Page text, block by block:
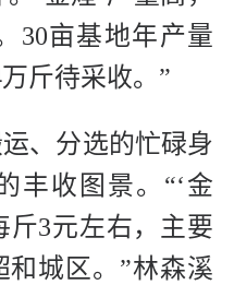
30亩基地年产量
斤待采收。”
、分选的忙碌身
丰收图景。“‘金
斤3元左右，主要
城区。”林森溪